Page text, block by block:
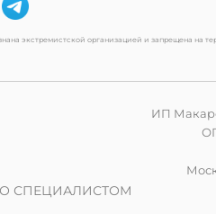
экстремистской организацией и запрещена на
ИП
СПЕЦИАЛИСТОМ